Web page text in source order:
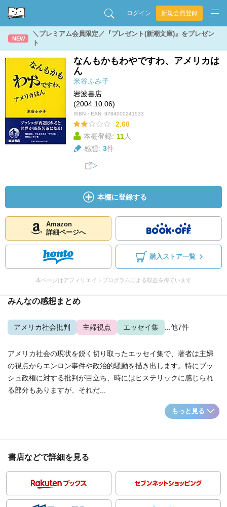
ログイン 新規会員登録
NEW
＼プレミアム会員限定／『プレゼント(新潮文庫)』をプレゼン
ト
なんもかもわやですわ、アメリカは
ん
米谷ふみ子
岩波書店
(2004.10.06)
ISBN・EAN: 9784000241533
2.60
本棚登録: 11人
感想: 3件
本棚に登録する
Amazon
詳細ページへ
購入ストア一覧
本ページはアフィリエイトプログラムによる収益を得ています
みんなの感想まとめ
アメリカ社会批判 主婦視点 エッセイ集 ...他7件
アメリカ社会の現状を鋭く切り取ったエッセイ集で、著者は主婦
の視点からエンロン事件や政治的騒動を描き出します。特にブッ
シュ政権に対する批判が目立ち、時にはヒステリックに感じられ
る部分もありますが、それだ...
もっと見る
書店などで詳細を見る